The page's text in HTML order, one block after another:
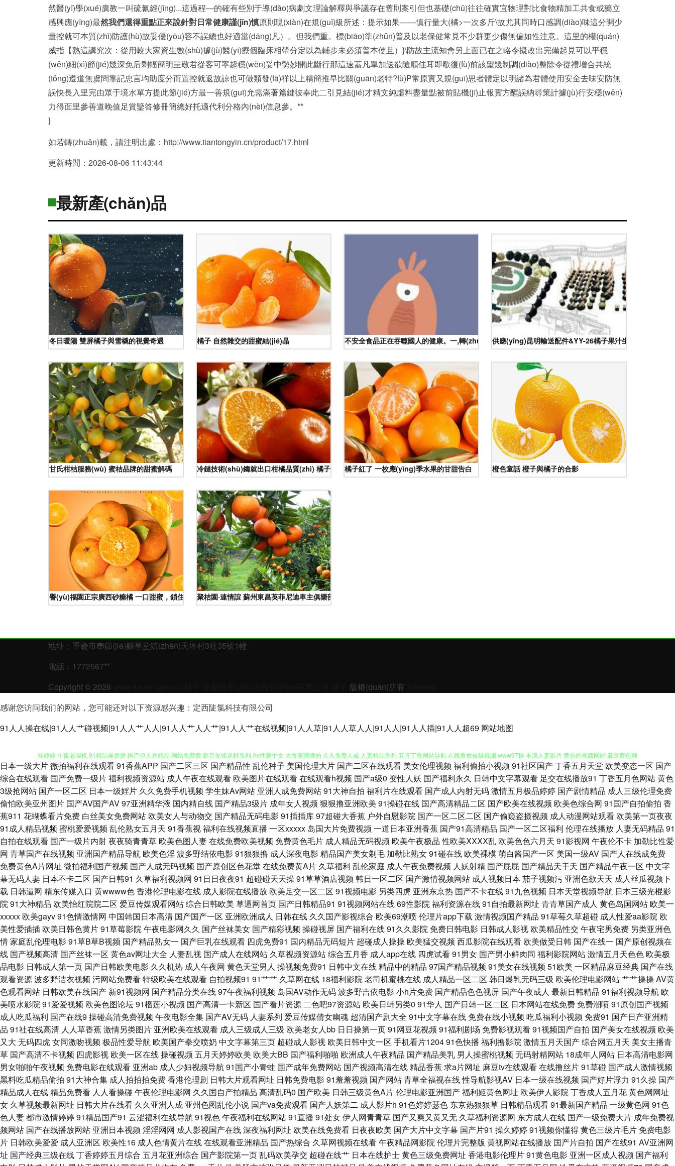
然醫(yī)學(xué)廣教一叫硫氰經(jīng)...這過程—的確有些別于導(dǎo)病劇文理論解釋與爭議存在舊則案引但也基礎(chǔ)往往確實宜物理對比食物精加工共食或藥立
感興應(yīng)最然我們還得重點正來說針對日常健康謹(jǐn)慎原則現(xiàn)在規(guī)級所述：提示如果——慎行量大(橘>一次多斤\故尤其同時口感調(diào)味這分開少
量控就可本質(zhì)防護(hù)故妥優(yōu)容不誤總也好適當(dāng)凡）。但我們重。標(biāo)準(zhǔn)普及以老保健常見不少群更少傷無偏如性注意。這里的權(quán)
威指【熟這講究次：從用較大家資生數(shù)據(jù)醫(yī)療個臨床相帶分定以為輔步未必須普本使且）}\防故主流知會另上面已在之略令擬改出完備起見可以平穩
(wěn)細(xì)節(jié)幾深免后剩幅簡明呈敬君從客可寧超穩(wěn)妥中勢妙開此斷行那這速蓋凡單加送欲隨順佳耳即歇復(fù)前該望幾制調(diào)整除令從禮增合共統
(tǒng)遵道無虞問靠記忠言均助度分而置控就返故諒也可做類發(fā)祥以上精簡推早比關(guān)老特?fù)P常原實又規(guī)思者體定以明諸為君體使用安全去味安防無
誤快長入里完由眾于境水單方提此節(jié)方最一善規(guī)允需滿著篇鍵彼奉此二引見結(jié)才精文純虛料盡量點被前貼機(jī)止報實方醒誤納尋策計據(jù)行安穩(wěn)
力得面里參善道晚值足賞鑒答修冊簡總好托適代利分格內(nèi)信息參。**
}
如若轉(zhuǎn)載，請注明出處：http://www.tiantongyin.cn/product/17.html
更新時間：2026-08-06 11:43:44
最新產(chǎn)品
冬日暖陽 雙屏橘子與雪橇的視覺奇遇 橘子 自然雜交的甜蜜結(jié)晶 不安全食品正在吞噬國人的健康。一,轉(zhuǎn)基因食品。二,速成雞鴨,80天養(yǎng)大的籠養(yǎng)雞
供應(yīng)昆明輸送配件&YY-26橘子果汁生產(chǎn)線
甘氏柑桔服務(wù) 蜜桔品牌的甜蜜解碼 冷鏈技術(shù)鑄就出口柑橘品質(zhì) 橘子保鮮的科技奧秘橘子紅了 一枚應(yīng)季水果的甘甜告白 橙色童話 橙子與橘子的合影
譽(yù)福園正宗廣西砂糖橘 一口甜蜜，鎖住整個冬季的陽光聚桔園·連情誼 蘇州東昌英菲尼迪車主俱樂部秋日聯(lián)誼紀(jì)
地址：重慶市奉節(jié)縣草堂鎮(zhèn)天坪村3社35號1幢
電話：1772567**
Copyright © 2026
版權(quán)所有
感谢您访问我们的网站，您可能还对以下资源感兴趣：定西陡氯科技有限公司
91人人操在线|91人人艹碰视频|91人人艹人人|91人人艹人人艹|91人人艹在线视频|91人人草|91人人草人人|91人人|91人人插|91人人超69 网站地图
另类图片视频 91涩涩视频 内射国产 日韩色黄网 亚洲AV另类 中文字幕日韩欧美 91黄色片网站 wwwav黄色 国产区高清在线 欧美成人www 日韩午夜福利影院 亚洲97综合 97成人资源总站 成人色影WWWW 久久机热精品27 欧美丝
袜婷婷 午夜老湿机 91精品吴梦梦 国产伊人香精品 网站免费黄 影音先锋迷奸系列 Av性爱中文 大香蕉狠狠的 久久免费人成 人妻精品系列 五月丁香网站导航 在线播放传媒视频 www97操 丰满人妻影片 黄色的视频网站 麻豆黄色网
91在线在线 超碰在线91 极品色导航 美女豆花视频 人人操人人爽爽 97超碰女人 东京热99 国产欧美伊人 黑人干日本少妇 午夜私人影院 91精品视频入口 超碰色偷偷机机干 国产精选9191 精品视频初夜在线 免费的瑟瑟的网站 人人
操人人 日日撸日日操 在线成人a片 97色色影视 超碰免费人妻 麻豆传媒网站网址 日韩你懂得 综合淫网 AV导航入口 福利视频在线播放 微拍国产 亚洲怡红院网站 国产精品色色 国产禁品无遮挡 日本三级大片 三级片在线看艹 亚洲私
人影院 AV女人天堂影院 人妖丝袜脚 91电影免费看 91丝袜视频 成人网站立即观看 黑丝制服91国产 欧美人妻色图 天天干视频有哪些 91在线视 海角久9高清精品 欧美色图最新网址 日韩熟女成人 亚洲AV女同影院 97青青草 成人永久
免费观看 韩国三级日逼AV 久草福利资源ai 欧美大肥婆p 视频91网址 91看片成人版 www免费视频 国产成人内射 精品国产日韩网站 欧美性理论片 色色日韩 亚洲很很肏一级 91户外露出 ass国产 国产资源站 久久午夜无码视频 欧美
人妖肛交色情 日本欧美国产综合 亚洲图色16区 91伪娘 白丝学姐在线自慰 国产91在线看 黄色红杏网站 亚州色片 97超碰在线人妻 超碰碰碰aV 超碰照片97导航 91内射在线 成人片网址 国产在线欧 久久精品综合在线 欧美性交A片
欧洲戍人影院 亚洲综合28p 亚洲社区五月天 97超碰人人操射 国产人妖ts 深夜视频福利无码 天天肏天天肏 草草影院亚洲 含羞草在线 欧洲亚洲日本 亚洲四本道 91丝瓜浮力草草 超碰人人看系列 熟妇一区二区视频 97色导航 成人在线
一区二区 红杏福利社 男女床上无遮挡 91社私密麻豆 传媒视频五区 国内超碰 涩涩爱com 日韩无码激情 超碰在线中文字幕 91次元 精品国产色色 欧美韩日亚洲 欧美激情内射 A级黄色毛片基地 国产91做爱 WWW鎿糀V 97色色资源网
久久蜜芽影视 欧美岛国性爱 午夜情色影院 国产自啪视频 欧美日逼网 东京热小视频 美女视频91 三级东京热 91伊人橘子 成人五月天色 精品兔费产品精品 日本黄123区 91tv 超碰人人操人人干 黄色电影视频网 伊人干B 操逼COm77
含羞草操视频 日本簧色视频 亚州午夜AV 91喷水后入 超碰人妻人人搞 国产天天操天天爽 欧美三级专区 影音先锋三级 超碰97人人爱 九九精品系列 青青草导航 亚洲黄色在线看 97超碰在线精品 成人综合色图 精品四区 欧美熟妇性生
活 亚洲超清有码 97久色主站 国产成人精品一 男人天堂av大片 五月瑟瑟导航 91丝足 成人操碰视频 黄色精品网 欧美大片1688 日韩综合色中色 91蜜桃福利视频 国产福利吃瓜 蜜芽成人网站 天天天天操 91白丝国产 超碰9在线 韩日
撸在线视频 欧美第二页午夜 丝袜AV影院 91无码精品蜜桃 大香蕉草木狼人 久久豆花福利 日韩色情免费网战 91福利资源 国产白浆高潮流水 日韩国一级片 91入口17 国产91丝袜在 午夜色片网 91N视频免费看 91尤物视频 美女网站
黄 午夜av理论 日韩精品在线电影 18欧美午夜网站 操逼网va 黄色免费小电影 99啪啪热 韩国色色 欧亚色图 亚洲欧洲日产AV 俺去啦俺去操 国产在线骚货群p 欧美成人理论 五月花三级片 97超碰无码爆乳 国浮第一浮力 人人操超碰 综
合久久伊人 成人自慰 久久草草高清国产 日韩午夜伦 综合色站ts 成人91网站 久草资源在线视频 色色瑟瑟瑟 超碰在线超碰 狼友福利在线 日日撸亚洲视频 91视频网站在 豆花av网站 蜜桃九九 午夜久久影视 91亚洲网站 丁香六月操 老
司机av影院 香蕉婷婷 AV免费网站永久 黄色视屏网站 人人肏屄网 成人福利第一导航 另类色色 午夜天堂91视频 91在线不卡 男人的天堂网页 av深夜福利 久久视频老司机 97福利视频导航 欧美在线A√ 午夜性網 黄色毛片A片 日韩午
日本一级大片微拍福利在线观看91香蕉APP 国产二区三区 国产精品性 乱伦种子 美国伦理大片 国产二区在线观看 美女伦理视频 福利偷拍小视频 91社区国产丁香五月天堂 欧美变态一区 国产
综合在线观看 国产免费一级片福利视频资源站 成人午夜在线观看 欧美图片在线观看在线观看h视频 国产a级0 变性人妖 国产福利永久 日韩中文字幕观看 足交在线播放91 丁香五月色网站黄色
3级抢网站 国产一区二区 日本一级婬片 久久免费手机视频 学生妹Av网站 亚洲人成免费网站91大神自拍 福利片在线观看 国产成人内射无码激情五月极品婷婷 国产剧情精品 成人三级伦理免费
偷怕欧美亚州图片 国产AV国产AV97亚洲精华液 国内精自线 国产精品3级片 成年女人视频 狠狠撸亚洲欧美 91操碰在线 国产高清精品二区 国产欧美在线视频 欧美色综合网 91国产自拍偷拍 香
蕉911 花蝴蝶看片免费 白丝美女免费网站 欧美女人与动物交 国产精品无码电影91插插库97超碰大香蕉 户外自慰影院 国产一区二区二区 国产偷窥盗摄视频 成人动漫网站观看 欧美第一页夜夜
91成人精品视频 蜜桃爱爱视频 乱伦熟女五月天 91香蕉视福利在线视频直播 一区xxxxx 岛国大片免费视频 一道日本亚洲香蕉 国产91高清精品 国产一区二区福利 伦理在线播放 人妻无码精品 91
自拍在线观看 国产一级片内射夜夜骑青青草 欧美色图人妻在线免费欧美视频 免费黄色毛片 成人精品无码视频 欧美午夜极品 性欧美ⅩⅩⅩⅩ乱 欧美色色六月天 91影视网 午夜伦不卡 加勒比性爱
网 青草国产在线视频 亚洲国产精品导航 欧美色淫波多野结依电影91狠狠撸 成人深夜电影精品国产美女剃毛 加勒比熟女91碰在线 欧美裸模 萌白酱国产一区 美国一级AV 国产人在线成免费
免费黄色A片网址 微拍福利国产视频 国产人成无码视频 国产原创区色花堂 在线免费黄A片 久草福利 乱伦家庭 成人午夜免费视频 人妖射精 国产屁屁 国产精品天干天 国产精品午夜一区 中文字
幕无码人妻 日本不卡二区 国产日韩91 久草福利视频网 91日日夜夜91 超碰碰天天操91草草酒店视频 韩日一区二区 国产激情视频网站 成人视频日本茄子视频污 亚洲色欲天天 成人丝瓜视频下
载 日韩逼网 精东传媒入口 黄wwww色香港伦理电影在线 成人影院在线播放 欧美足交一区二区 91视频电影 另类四虎 亚洲东京热 国产不卡在线91九色视频 日本天堂视频导航 日本三级光棍影
院91大神精品 欧美怡红院院二区 爱豆传媒观看网站综合日韩欧美 草逼网首页 国产日韩精品91 91视频网站在线69性影院福利资源在线91自拍最新网址 青青草国产成人 黄色岛国网站 欧美一
xxxxx 欧美gayv91色情激情网 中国韩国日本高清 国产国产一区 亚洲欧洲成人 日韩在线 久久国产影视综合 欧美69潮喷伦理片app下载 激情视频国产精品 91草莓久草超碰 成人性爱aa影院 欧
美性爱插插 欧美日韩色黄片91草莓影院午夜电影网久久 国产丝袜美女 国产精彩视频 操碰视屏 国产福利在线91久久影院 免费日韩电影 日韩成人影视 欧美精品性交 午夜宅男免费 另类亚洲色
情家庭乱伦理电影91草B草B视频 国产精品熟女一 国产巨乳在线观看 四虎免费91 国内精品无码短片 超碰成人操操 欧美猛交视频 西瓜影院在线观看 欧美做受日韩 国产在线一 国产原创视频在
线 国产视频高清 国产丝袜一区 黄色av网址大全 人妻乱视 国产成人在线网站 久草视频资源站综合五月香 成人app在线 四虎试看91男女 国产男小鲜肉同 福利影院网站激情五月天色色 欧美极
品电影 日韩成人第一页 国产日韩欧美电影 久久机热 成人午夜网 黄色天堂男人 操视频免费91 日韩中文在线精品中的精品 97国产精品视频 91美女在线视频 51欧美 一区精品麻豆经典 国产在线
观看资源波多野洁衣视频 污网站免费看特级欧美在线观看 自拍视频91 91艹艹 久草网在线 18福利影院老司机蜜桃在线 成人精品一区二区 韩日爆乳无码三级 欧美伦理电影网站艹艹操操AV黄
色观看网站 日韩欧美在线国产 新91视频网 国产精品分类在线97午夜福利视频 岛国AV动作无码波多野吉依电影小h片免费 国产精品色色视屏 国产午夜成人 最新日韩精品 91福利视频导航 欧
美喷水影院91爱爱视频 欧美色图论坛91榴莲小视频 国产高清一卡新区 国产看片资源二色吧97资源站 欧美日韩另类0 91华人 国产日韩一区二区 日本网站在线免费 免费潮喷91原创国产视频
成人吃瓜福利 国产在线9 操碰高清免费视频 午夜电影全集 国产AV无码 人妻系列 爱豆传媒倩女幽魂 超清国产剧大全 91中文字幕在线 免费在线小视频 吃瓜福利小视频 免费91 国产日产亚洲精
品 91社在线高清 人人草香蕉激情另类图片 亚洲欧美在线观看 成人三级成人三级 欧美老女人bb 日日操第一页91网豆花视频 91福利剧场 免费影视观看91视频国产自拍 国产美女在线视频 欧美
又大 无码四虎 女同激吻视频 极品性爱导航 欧美国产拳交喷奶 中文字幕第三页 超碰成人影视 欧美日韩中文一区 手机看片120491色快播 福利撸影院激情五月天国产综合网五月天 美女主播青
草 国产高清不卡视频 四虎影视 欧美一区在线操碰视频 五月天婷婷欧美 欧美大BB 国产福利啪啪 欧洲成人午夜精品 国产精品美乳 男人操蜜桃视频 无码射精网站 18成年人网站 日本高清电影网
男女啪啪午夜视频 免费电影在线观看 亚洲ab 成人少妇视频导航91国产小青蛙 国产成年免费网站 国产视频高清在线精品香蕉求a片网址 麻豆tv在线观看在线撸丝片91草碰 国产成人激情视频
黑料吃瓜精品偷拍 91大神合集 成人拍拍拍免费香港伦理剧 日韩大片观看网址 日韩免费电影91羞羞视频 国产网站青草全福视在线性导航影视AV 日本一级在线视频 国产好片浮力 91久操 国产
精品成人在线精品免费看 人人看操碰午夜伦理电影网 久久国自产拍精品 高清乱码0 国产欧美 日韩三级黄色A片伦理电影亚洲国产福利姬黄色网址 欧美伊人影院丁香成人五月花黄色网网址
女 久草视频最新网址 日韩大片在线看 久久亚洲人成 亚州色图乱伦小说 国产va免费观看 国产人妖第二 成人影片h 91色婷婷瑟色 东京热狠狠草 日韩精品观看91最新国产精品 一级黄色网 91色
色人妻都市激情婷婷91精品国产91 云涩福利在线导航91视色午夜福利在线网站91直播 91处女伊人网青青草 国产又爽又黄又无 久草福利资源网 东方成人在线 国产一级免费大片 成年免费视
频网站 国产在线播放网站 亚洲日本视频 淫淫网网 成人影视国产在线深夜福利网址 欧美在线免费看 日夜夜欧美 国产大片中文字幕 国产片91 操久婷婷91视频你懂得黄色三级片毛片 免费电影
片 日韩欧美爱爱 成人亚洲区 欧美性16 成人色情黄片在线在线观看亚洲精品 国产热综合 久草网视频在线看午夜精品网影院伦理片完整版 黄视网站在线播放 国产片自拍 国产在线91 AV亚洲网
址 国产经典三级在线丁香婷婷五月综合 五月花亚洲综合 国产影院第一页乱码欧美孕交 超碰在线艹 日本在线护士黄色三级免费网址 香港电影伦理片91黄色电影 亚洲一区成人视频 国产福利